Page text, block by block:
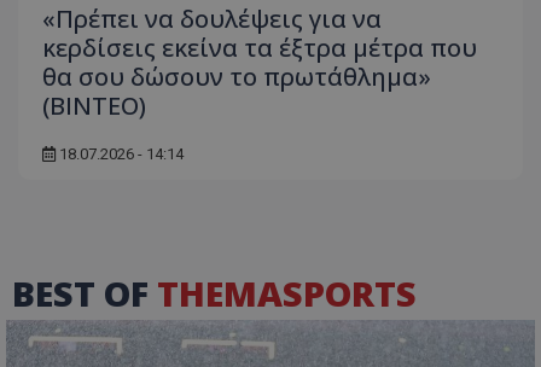
«Πρέπει να δουλέψεις για να
κερδίσεις εκείνα τα έξτρα μέτρα που
θα σου δώσουν το πρωτάθλημα»
(ΒΙΝΤΕΟ)
18.07.2026 - 14:14
BEST OF THEMASPORTS